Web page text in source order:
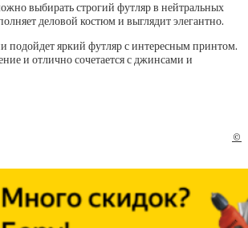
выбирать строгий футляр в нейтральных
деловой костюм и выглядит элегантно.
подойдет яркий футляр с интересным принтом.
и отлично сочетается с джинсами и
©